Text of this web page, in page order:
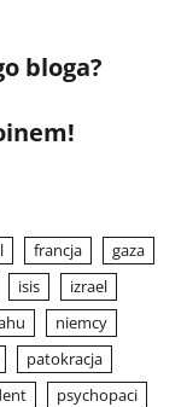
bloga?
francja
gaza
isis
izrael
niemcy
patokracja
psychopaci